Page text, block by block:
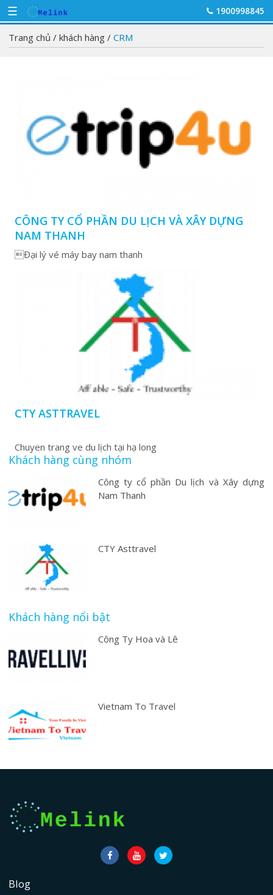
☰ 1900998845
Trang chủ/ khách hàng/ CRM
CÔNG TY CỔ PHẦN DU LỊCH VÀ XÂY DỰNG
NAM THANH
Đại lý vé máy bay nam thanh
CTY ASTTRAVEL
Chuyen trang ve du lịch tại hạ long
Khách hàng cùng nhóm
Công ty cổ phần Du lịch và Xây dựng
Nam Thanh
CTY Asttravel
Khách hàng nổi bật
Công Ty Hoa và Lê
Vietnam To Travel
Blog